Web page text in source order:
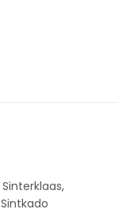
Sinterklaas,
Sintkado